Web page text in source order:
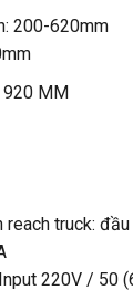
200-620mm
920 MM
reach truck:
220V / 50